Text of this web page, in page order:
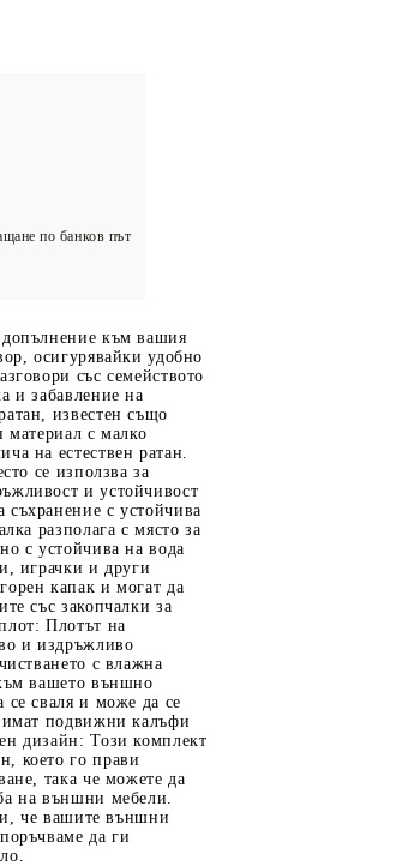
по банков път
към вашия
осигурявайки удобно
със семейството
и забавление на
известен също
материал с малко
на естествен ратан.
се използва за
и устойчивост
с устойчива
разполага с място за
с устойчива на вода
играчки и други
капак и могат да
със закопчалки за
Плотът на
и издръжливо
с влажна
вашето външно
се сваля и може да се
имат подвижни калъфи
дизайн: Този комплект
което го прави
така че можете да
на външни мебели.
че вашите външни
да ги